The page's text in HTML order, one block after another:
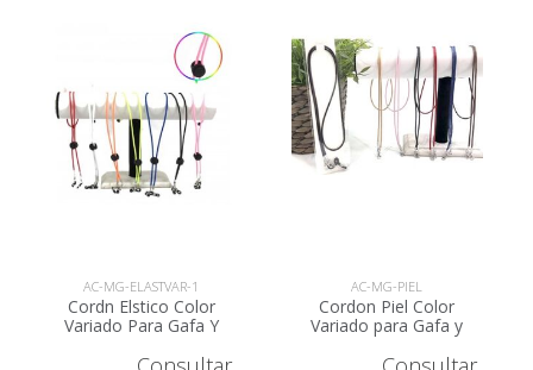
AC-MG-ELASTVAR-1
Cordn Elstico Color
Variado Para Gafa Y
ELASTVAR
AC-MG-PIEL
Cordon Piel Color
Variado para Gafa y
Mascarilla AC-MG-PIEL